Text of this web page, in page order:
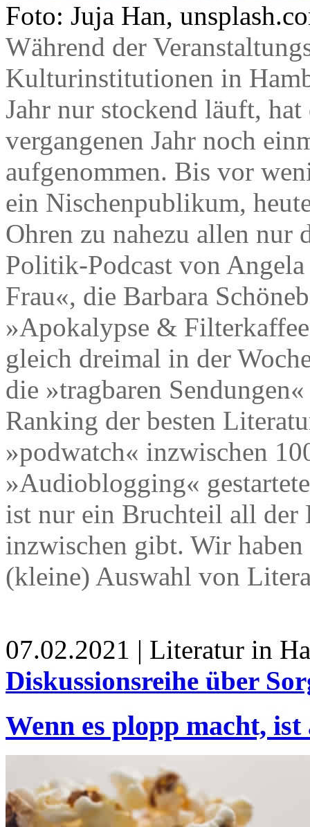
Foto: Juja Han,
Während der
Kulturinstitutionen in
Jahr nur stockend läuft,
vergangenen Jahr noch
aufgenommen. Bis vor
ein Nischenpublikum,
Ohren zu nahezu allen nur
Politik-Podcast von
Frau«, die Barbara
»Apokalypse &
gleich dreimal in der
die »tragbaren
Ranking der besten
»podwatch« inzwischen
»Audioblogging«
ist nur ein Bruchteil all der
inzwischen gibt. Wir
(kleine) Auswahl von
07.02.2021 | Literatur in
Diskussionsreihe über
Wenn es plopp macht, ist